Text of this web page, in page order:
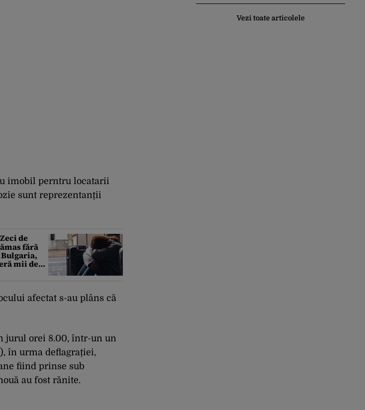
imobil perntru locatarii
sunt reprezentanții
Zeci de
fără
mii de
au anulat
afectat s-au plâns că
jurul orei 8.00, într-un un
în urma deflagrației,
fiind prinse sub
au fost rănite.
Vezi toate articolele